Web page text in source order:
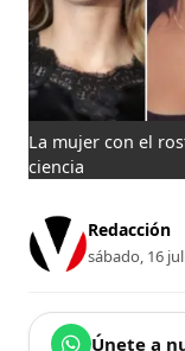
La mujer con el
ciencia
Redacción
sábado, 16
Únete a